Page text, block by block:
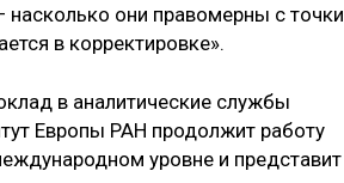
они правомерны с точки
в корректировке».
в аналитические службы
Европы РАН продолжит работу
уровне и представит